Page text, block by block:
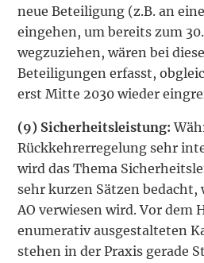
neue Beteiligung (z.B. an
eingehen, um bereits zum
wegzuziehen, wären bei
Beteiligungen erfasst,
erst Mitte 2030 wieder
(9) Sicherheitsleistung:
Rückkehrerregelung sehr
wird das Thema
sehr kurzen Sätzen bedacht,
AO verwiesen wird. Vor dem
enumerativ ausgestalteten
stehen in der Praxis gerade